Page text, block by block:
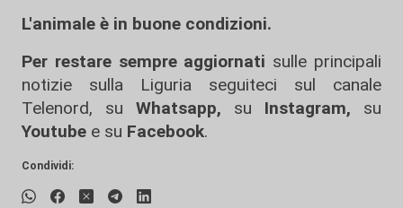
L'animale è in buone condizioni.
Per restare sempre aggiornati sulle principali
notizie sulla Liguria seguiteci sul canale
Telenord, su
Whatsapp, su Instagram, su
Youtube e su Facebook.
Condividi: